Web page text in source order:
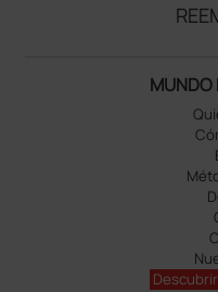
MUNDO